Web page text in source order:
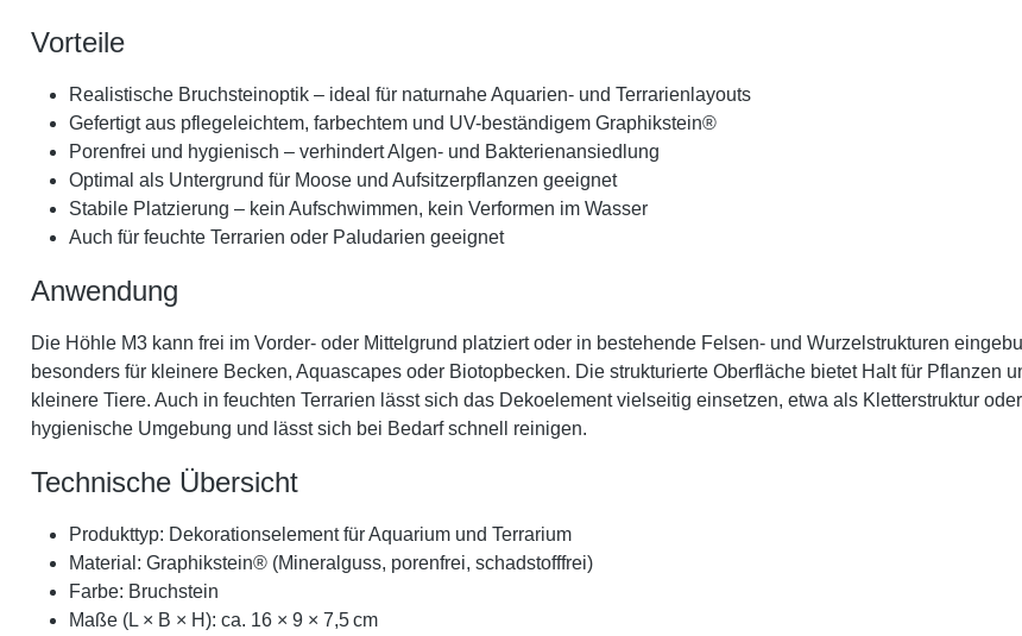
Vorteile
Realistische Bruchsteinoptik – ideal für naturnahe Aquarien- und Terrarienlayouts
Gefertigt aus pflegeleichtem, farbechtem und UV-beständigem Graphikstein®
Porenfrei und hygienisch – verhindert Algen- und Bakterienansiedlung
Optimal als Untergrund für Moose und Aufsitzerpflanzen geeignet
Stabile Platzierung – kein Aufschwimmen, kein Verformen im Wasser
Auch für feuchte Terrarien oder Paludarien geeignet
Anwendung
Die Höhle M3 kann frei im Vorder- oder Mittelgrund platziert oder in bestehende Felsen- und Wurzelstrukturen
besonders für kleinere Becken, Aquascapes oder Biotopbecken. Die strukturierte Oberfläche bietet Halt für Pflanzen
kleinere Tiere. Auch in feuchten Terrarien lässt sich das Dekoelement vielseitig einsetzen, etwa als Kletterstruktur
hygienische Umgebung und lässt sich bei Bedarf schnell reinigen.
Technische Übersicht
Produkttyp: Dekorationselement für Aquarium und Terrarium
Material: Graphikstein® (Mineralguss, porenfrei, schadstofffrei)
Farbe: Bruchstein
Maße (L × B × H): ca. 16 × 9 × 7,5 cm